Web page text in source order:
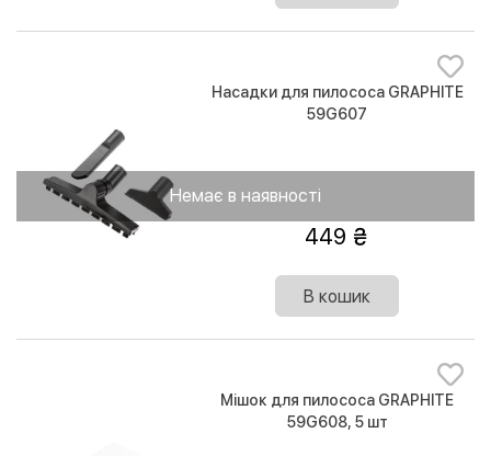
Немає в наявності
Насадки для пилососа GRAPHITE
59G607
449
В кошик
Мішок для пилососа GRAPHITE
59G608, 5 шт